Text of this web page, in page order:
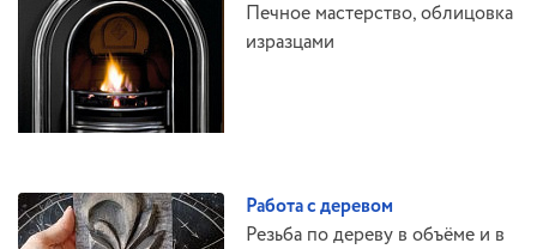
Печное мастерство, облицовка
изразцами
Работа с деревом
Резьба по дереву в объёме и в